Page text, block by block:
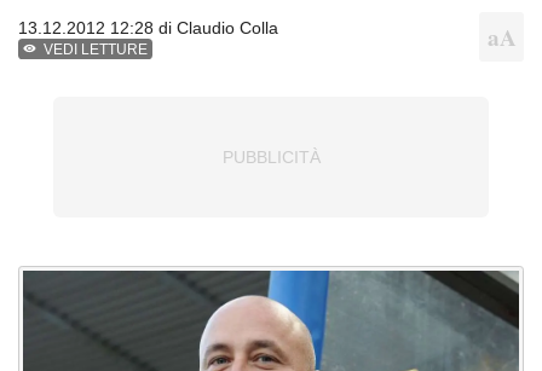
13.12.2012 12:28 di Claudio Colla
VEDI LETTURE